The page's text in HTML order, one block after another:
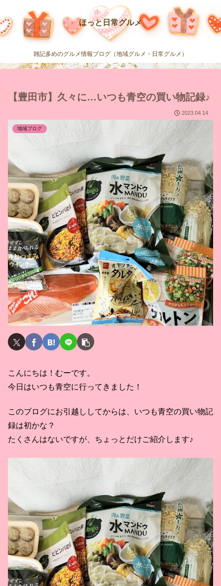
ほっと日常グルメ
雑記多めのグルメ情報ブログ（地域グルメ・日常グルメ）
【豊田市】久々に…いつも青空の買い物記録♪
2023.04.14
地域ブログ
こんにちは！むーです。
今日はいつも青空に行ってきました！
このブログにお引越ししてからは、いつも青空の買い物記
録は初かな？
たくさんはないですが、ちょっとだけご紹介します♪